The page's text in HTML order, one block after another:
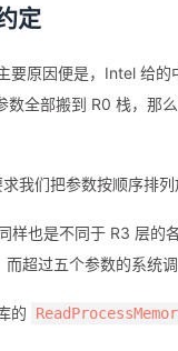
定
要原因便是，Intel 给
数全部搬到 R0 栈，那
我们把参数按顺序排
样也是不同于 R3 层的
而超过五个参数的系统
的